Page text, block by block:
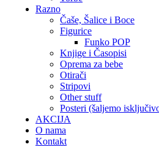
Razno
Čaše, Šalice i Boce
Figurice
Funko POP
Knjige i Časopisi
Oprema za bebe
Otirači
Stripovi
Other stuff
Posteri (šaljemo
AKCIJA
O nama
Kontakt